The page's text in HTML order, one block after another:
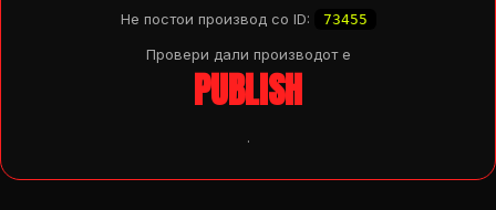
Не постои производ со ID: 73455
Провери дали производот e
PUBLISH
.